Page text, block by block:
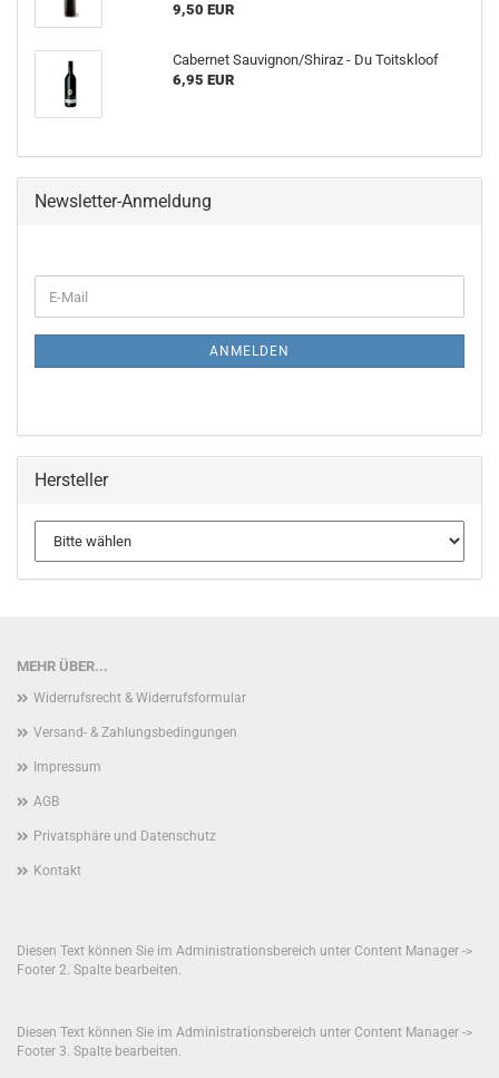
9,50 EUR
Cabernet Sauvignon/Shiraz - Du Toitskloof
6,95 EUR
Newsletter-Anmeldung
ZUR
E-
Mail
ANMELDEN
Hersteller
MEHR ÜBER...
Widerrufsrecht & Widerrufsformular
Versand- & Zahlungsbedingungen
Impressum
AGB
Privatsphäre und Datenschutz
Kontakt
Diesen Text können Sie im Administrationsbereich unter Content Manager ->
Footer 2. Spalte bearbeiten.
Diesen Text können Sie im Administrationsbereich unter Content Manager ->
Footer 3. Spalte bearbeiten.